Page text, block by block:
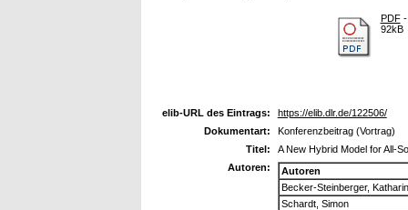
PDF-
92kB
elib-URL des Eintrags:
https://elib.dlr.de/122506/
Dokumentart:
Konferenzbeitrag (Vortrag)
Titel:
A New Hybrid Model for All-
Autoren:
Autoren
Becker-Steinberger,
Schardt, Simon